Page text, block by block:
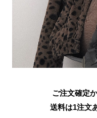
ご注文確定
送料は1注文